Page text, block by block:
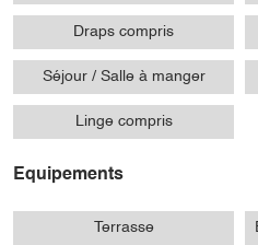
Draps compris
Séjour / Salle à manger
Linge compris
Equipements
Terrasse